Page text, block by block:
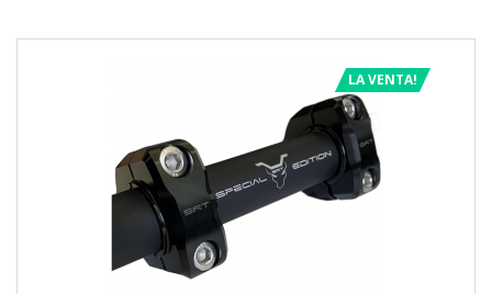
LA VENTA!